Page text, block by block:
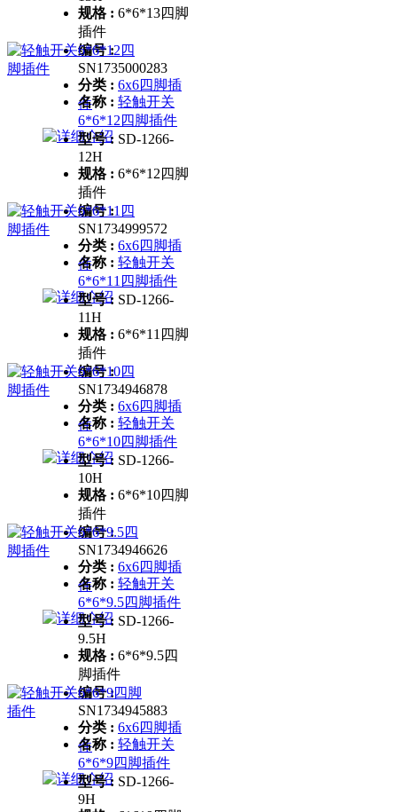
规格 : 6*6*13四脚
插件
编号 :
SN1735000283
分类 : 6x6四脚插
件
名称 : 轻触开关
6*6*12四脚插件
型号 : SD-1266-
12H
规格 : 6*6*12四脚
插件
编号 :
SN1734999572
分类 : 6x6四脚插
件
名称 : 轻触开关
6*6*11四脚插件
型号 : SD-1266-
11H
规格 : 6*6*11四脚
插件
编号 :
SN1734946878
分类 : 6x6四脚插
件
名称 : 轻触开关
6*6*10四脚插件
型号 : SD-1266-
10H
规格 : 6*6*10四脚
插件
编号 :
SN1734946626
分类 : 6x6四脚插
件
名称 : 轻触开关
6*6*9.5四脚插件
型号 : SD-1266-
9.5H
规格 : 6*6*9.5四
脚插件
编号 :
SN1734945883
分类 : 6x6四脚插
件
名称 : 轻触开关
6*6*9四脚插件
型号 : SD-1266-
9H